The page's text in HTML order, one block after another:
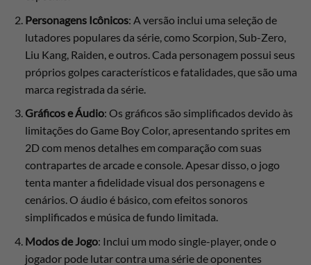
Personagens Icônicos: A versão inclui uma seleção de
lutadores populares da série, como Scorpion, Sub-Zero,
Liu Kang, Raiden, e outros. Cada personagem possui seus
próprios golpes característicos e fatalidades, que são uma
marca registrada da série.
Gráficos e Áudio: Os gráficos são simplificados devido às
limitações do Game Boy Color, apresentando sprites em
2D com menos detalhes em comparação com suas
contrapartes de arcade e console. Apesar disso, o jogo
tenta manter a fidelidade visual dos personagens e
cenários. O áudio é básico, com efeitos sonoros
simplificados e música de fundo limitada.
Modos de Jogo: Inclui um modo single-player, onde o
jogador pode lutar contra uma série de oponentes